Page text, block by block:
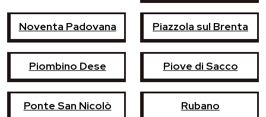
Noventa Padovana Piazzola sul Brenta
Piombino Dese Piove di Sacco
Ponte San Nicolò Rubano